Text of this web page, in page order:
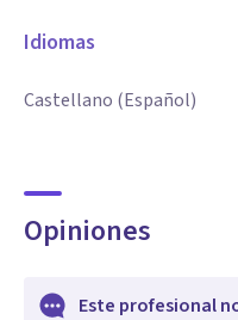
Idiomas
Castellano (Español)
Opiniones
Este profesional